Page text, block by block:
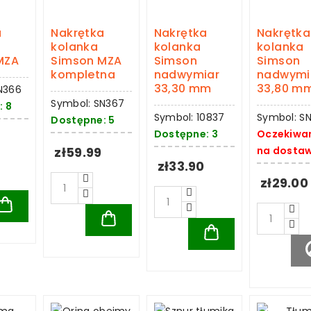
8
Nakrętka
kolanka
Simson MZA
kompletna
Symbol: SN367
Dostępne: 5
zł59.99
Nakrętka
kolanka
Simson
nadwymiar
33,30 mm
Symbol: 10837
Dostępne: 3
zł33.90
Nakrętka
kolanka
Simson
33,80
Symbol:
na
zł29.00